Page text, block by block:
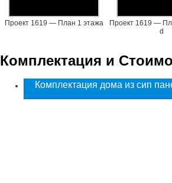
Проект 1619 — План 1 этажа
Проект 1619 —
d
Комплектация и
Комплектация дома из сип